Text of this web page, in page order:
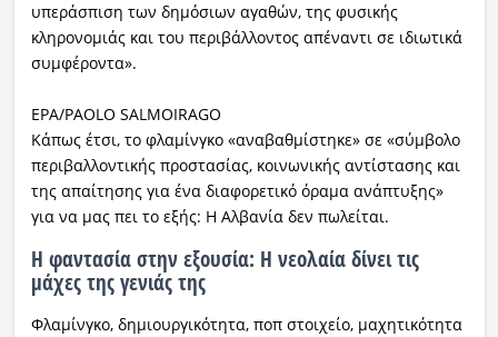
υπεράσπιση των δημόσιων αγαθών, της φυσικής
κληρονομιάς και του περιβάλλοντος απέναντι σε ιδιωτικά
συμφέροντα».
EPA/PAOLO SALMOIRAGO
Κάπως έτσι, το φλαμίνγκο «αναβαθμίστηκε» σε «σύμβολο
περιβαλλοντικής προστασίας, κοινωνικής αντίστασης και
της απαίτησης για ένα διαφορετικό όραμα ανάπτυξης»
για να μας πει το εξής: Η Αλβανία δεν πωλείται.
Η φαντασία στην εξουσία: Η νεολαία δίνει τις
μάχες της γενιάς της
Φλαμίνγκο, δημιουργικότητα, ποπ στοιχείο, μαχητικότητα